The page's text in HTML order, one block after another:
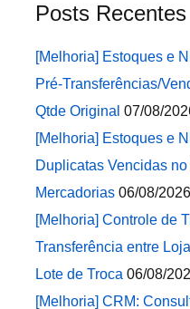
Posts Recentes
[Melhoria] Estoques e
Pré-Transferências/
Qtde Original 07/08/
[Melhoria] Estoques e
Duplicatas Vencidas
Mercadorias 06/08/2026
[Melhoria] Controle de
Transferência entre
Lote de Troca 06/08/
[Melhoria] CRM: